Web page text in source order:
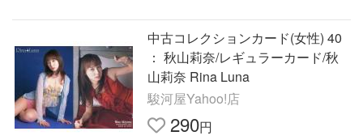
中古コレクションカード(女性) 40
： 秋山莉奈/レギュラーカード/秋
山莉奈 Rina Luna
駿河屋Yahoo!店
290円